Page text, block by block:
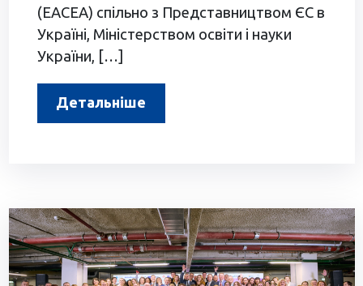
(EACEA) спільно з Представництвом ЄС в
Україні, Міністерством освіти і науки
України, […]
Детальніше